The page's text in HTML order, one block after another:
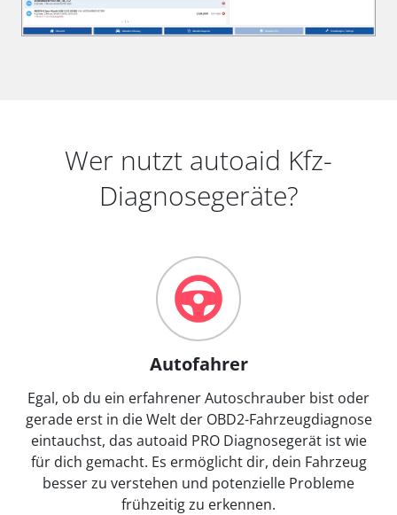
Wer nutzt autoaid Kfz-
Diagnosegeräte?
Autofahrer
Egal, ob du ein erfahrener Autoschrauber bist oder
gerade erst in die Welt der OBD2-Fahrzeugdiagnose
eintauchst, das autoaid PRO Diagnosegerät ist wie
für dich gemacht. Es ermöglicht dir, dein Fahrzeug
besser zu verstehen und potenzielle Probleme
frühzeitig zu erkennen.